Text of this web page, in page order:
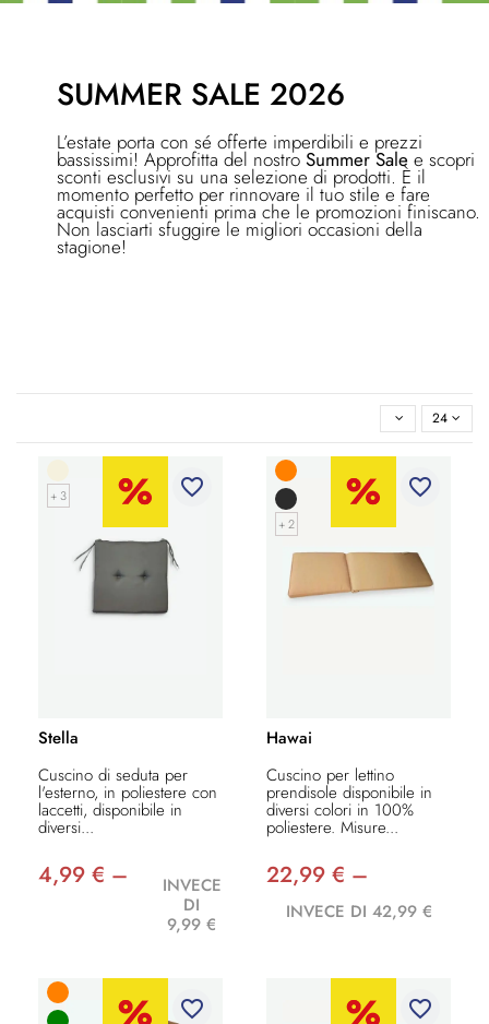
SUMMER SALE 2026
L’estate porta con sé offerte imperdibili e prezzi
bassissimi! Approfitta del nostro Summer Sale e scopri
sconti esclusivi su una selezione di prodotti. È il
momento perfetto per rinnovare il tuo stile e fare
acquisti convenienti prima che le promozioni finiscano.
Non lasciarti sfuggire le migliori occasioni della
stagione!
24
+ 3 favorite_border
Stella
Cuscino di seduta per
l'esterno, in poliestere con
laccetti, disponibile in
diversi...
4,99 € –
INVECE
DI
9,99 €
+ 2
favorite_border
Hawai
Cuscino per lettino
prendisole disponibile in
diversi colori in 100%
poliestere. Misure...
22,99 € –
INVECE DI 42,99 €
favorite_border favorite_border